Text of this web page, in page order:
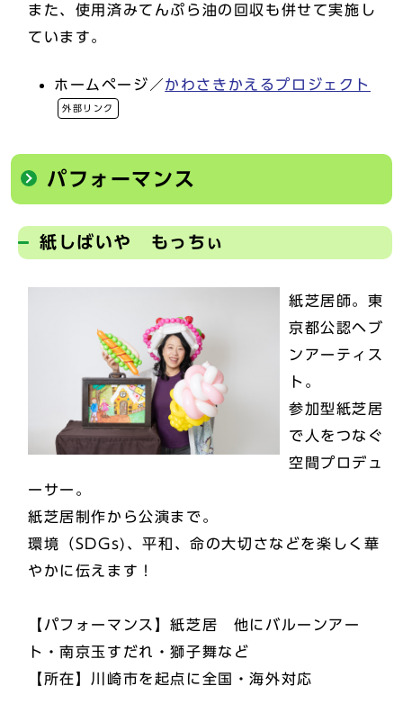
また、使用済みてんぷら油の回収も併せて実施し
ています。
ホームページ／かわさきかえるプロジェクト
外部リンク
パフォーマンス
紙しばいや もっちぃ
紙芝居師。東
京都公認ヘブ
ンアーティス
ト。
参加型紙芝居
で人をつなぐ
空間プロデュ
ーサー。
紙芝居制作から公演まで。
環境（SDGs)、平和、命の大切さなどを楽しく華
やかに伝えます！
【パフォーマンス】紙芝居 他にバルーンアー
ト・南京玉すだれ・獅子舞など
【所在】川崎市を起点に全国・海外対応